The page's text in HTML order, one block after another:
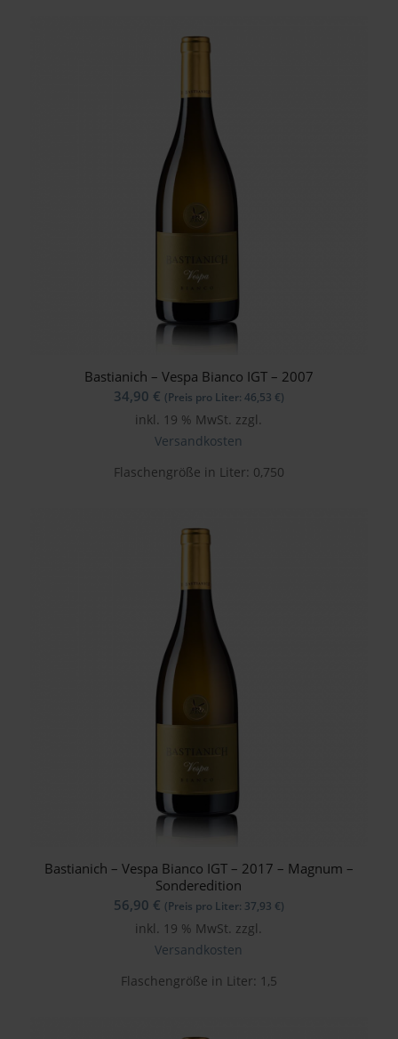
Bastianich – Vespa Bianco IGT – 2007
34,90 € (Preis pro Liter: 46,53 €)
inkl. 19 % MwSt. zzgl.
Versandkosten
Flaschengröße in Liter: 0,750
Bastianich – Vespa Bianco IGT – 2017 – Magnum –
Sonderedition
56,90 € (Preis pro Liter: 37,93 €)
inkl. 19 % MwSt. zzgl.
Versandkosten
Flaschengröße in Liter: 1,5